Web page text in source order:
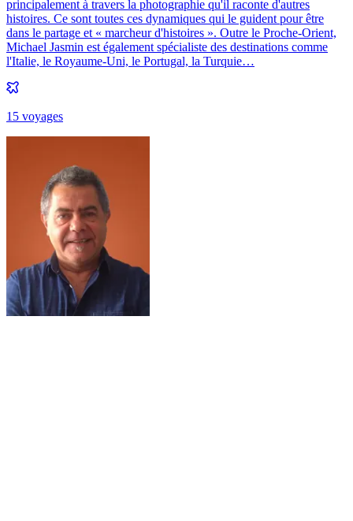
principalement à travers la photographie qu'il raconte d'autres
histoires. Ce sont toutes ces dynamiques qui le guident pour être
dans le partage et « marcheur d'histoires ». Outre le Proche-Orient,
Michael Jasmin est également spécialiste des destinations comme
l'Italie, le Royaume-Uni, le Portugal, la Turquie…
15 voyages